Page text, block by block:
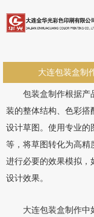
大连包装盒制
包装盒制作根据产
装的整体结构、色彩搭
设计草图。使用专业的
等，将草图转化为高精
进行必要的效果模拟，
设计效果。
大连包装盒制作中